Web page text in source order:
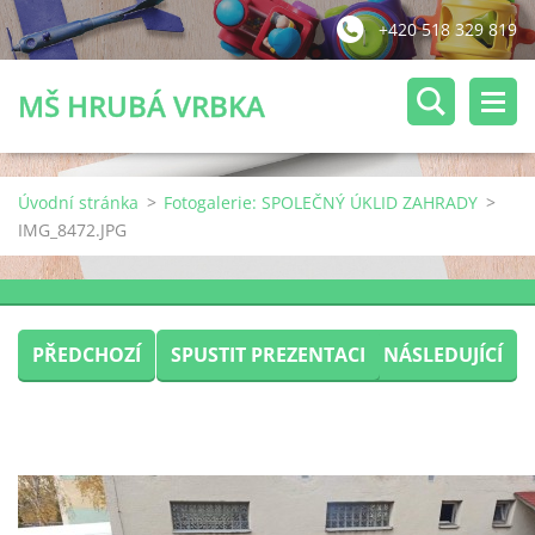
+420 518 329 819
MŠ HRUBÁ VRBKA
Úvodní stránka > Fotogalerie: SPOLEČNÝ ÚKLID ZAHRADY >
IMG_8472.JPG
PŘEDCHOZÍ SPUSTIT PREZENTACI NÁSLEDUJÍCÍ